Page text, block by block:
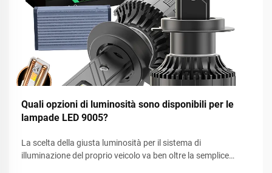
Quali opzioni di luminosità sono disponibili per le
lampade LED 9005?
La scelta della giusta luminosità per il sistema di
illuminazione del proprio veicolo va ben oltre la semplice